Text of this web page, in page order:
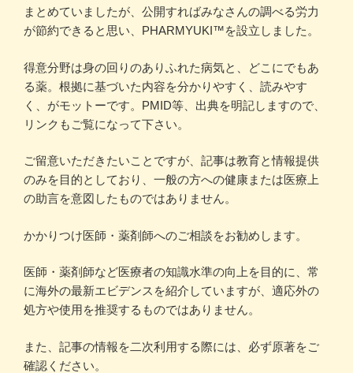
まとめていましたが、公開すればみなさんの調べる労力
が節約できると思い、PHARMYUKI™を設立しました。
得意分野は身の回りのありふれた病気と、どこにでもあ
る薬。根拠に基づいた内容を分かりやすく、読みやす
く、がモットーです。PMID等、出典を明記しますので、
リンクもご覧になって下さい。
ご留意いただきたいことですが、記事は教育と情報提供
のみを目的としており、一般の方への健康または医療上
の助言を意図したものではありません。
かかりつけ医師・薬剤師へのご相談をお勧めします。
医師・薬剤師など医療者の知識水準の向上を目的に、常
に海外の最新エビデンスを紹介していますが、適応外の
処方や使用を推奨するものではありません。
また、記事の情報を二次利用する際には、必ず原著をご
確認ください。